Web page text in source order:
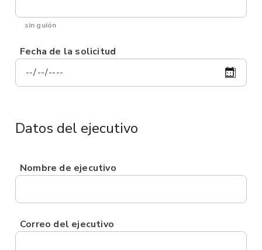
sin guión
Fecha de la solicitud
Datos del ejecutivo
Nombre de ejecutivo
Correo del ejecutivo